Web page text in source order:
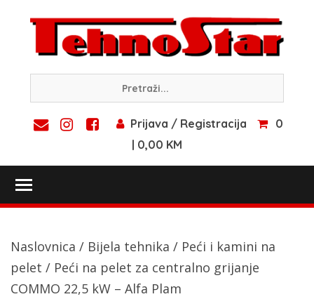
content
Prijava / Registracija
0
| 0,00 KM
Naslovnica / Bijela tehnika / Peći i kamini na
pelet / Peći na pelet za centralno grijanje
COMMO 22,5 kW – Alfa Plam